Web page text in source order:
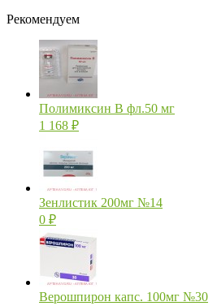
Рекомендуем
Полимиксин В фл.50 мг
1 168 ₽
Зенлистик 200мг №14
0 ₽
Верошпирон капс. 100мг №30